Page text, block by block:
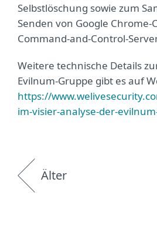
Selbstlöschung sowie zum
Senden von Google Chrome-
Command-and-Control-
Weitere technische Details
Evilnum-Gruppe gibt es auf
https://
im-visier-analyse-der-
Älter